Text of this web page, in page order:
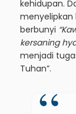
kehidupan.
menyelipkan
berbunyi
kersaning
menjadi
Tuhan”.